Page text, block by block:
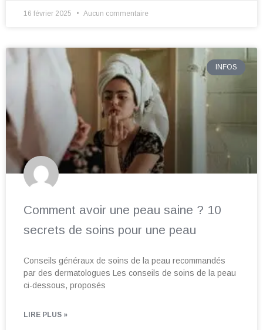
16 février 2025 Aucun commentaire
INFOS
Comment avoir une peau saine ? 10
secrets de soins pour une peau
Conseils généraux de soins de la peau recommandés
par des dermatologues Les conseils de soins de la peau
ci-dessous, proposés
LIRE PLUS »